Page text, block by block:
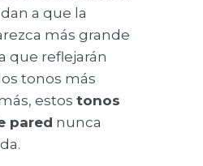
a que la
más grande
que reflejarán
tonos más
estos tonos
pared nunca